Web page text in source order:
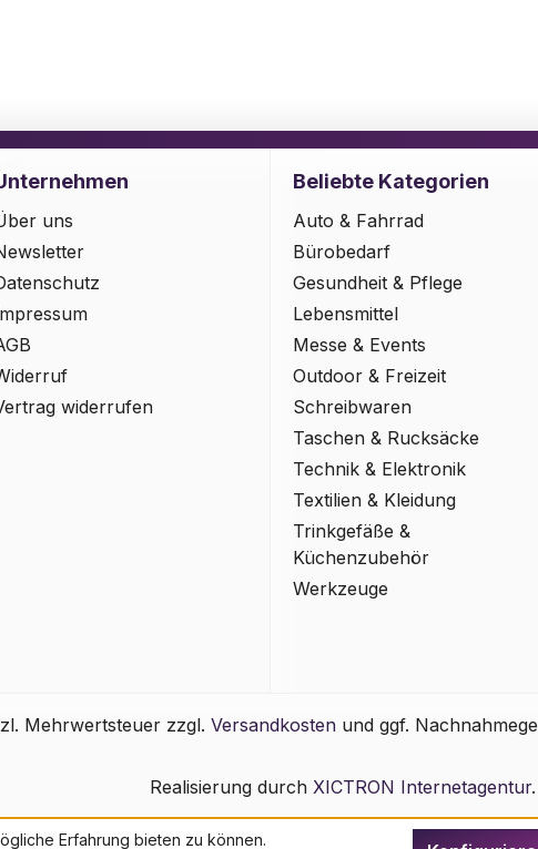
uns
widerrufen
Beliebte Kategorien
Auto & Fahrrad
Bürobedarf
Gesundheit & Pflege
Lebensmittel
Messe & Events
Outdoor & Freizeit
Schreibwaren
Taschen & Rucksäcke
Technik & Elektronik
Textilien & Kleidung
Trinkgefäße &
Küchenzubehör
Werkzeuge
Mehrwertsteuer zzgl. Versandkostenund ggf.
Realisierung durch XICTRON Internetagentur.
Erfahrung bieten zu können.